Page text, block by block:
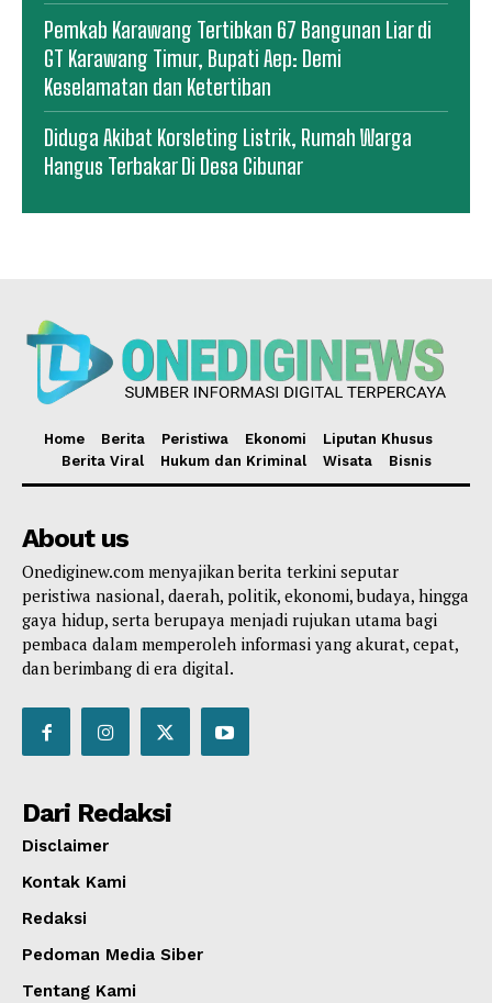
Pemkab Karawang Tertibkan 67 Bangunan Liar di
GT Karawang Timur, Bupati Aep: Demi
Keselamatan dan Ketertiban
Diduga Akibat Korsleting Listrik, Rumah Warga
Hangus Terbakar Di Desa Cibunar
Home Berita Peristiwa Ekonomi
Liputan Khusus
Berita Viral
Hukum dan Kriminal Wisata Bisnis
About us
Onediginew.com menyajikan berita terkini seputar
peristiwa nasional, daerah, politik, ekonomi, budaya, hingga
gaya hidup, serta berupaya menjadi rujukan utama bagi
pembaca dalam memperoleh informasi yang akurat, cepat,
dan berimbang di era digital.
Dari Redaksi
Disclaimer
Kontak Kami
Redaksi
Pedoman Media Siber
Tentang Kami